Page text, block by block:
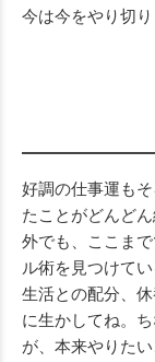
今は今をやり切り
好調の仕事運も
たことがどんど
外でも、ここま
ル術を見つけて
生活との配分、
に生かしてね。
が、本来やりた